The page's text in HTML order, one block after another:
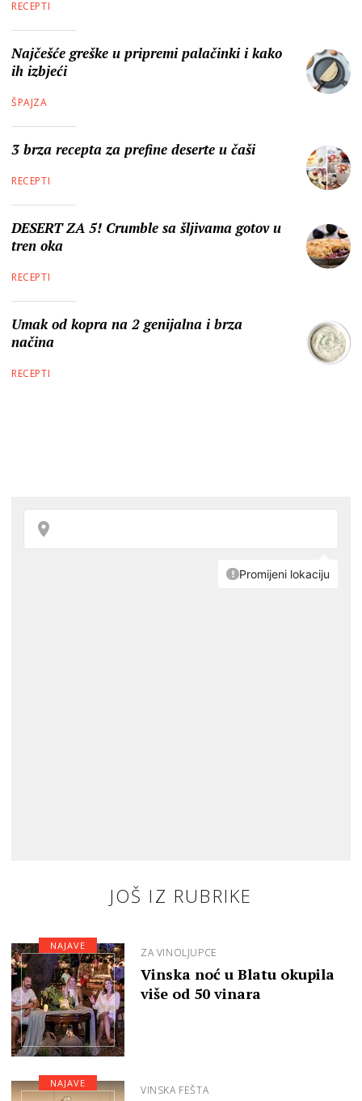
RECEPTI
Najčešće greške u pripremi palačinki i kako
ih izbjeći
ŠPAJZA
3 brza recepta za prefine deserte u čaši
RECEPTI
DESERT ZA 5! Crumble sa šljivama gotov u
tren oka
RECEPTI
Umak od kopra na 2 genijalna i brza
načina
RECEPTI
JOŠ IZ RUBRIKE
ZA VINOLJUPCE
Vinska noć u Blatu okupila
više od 50 vinara
NAJAVE
VINSKA FEŠTA
NAJAVE